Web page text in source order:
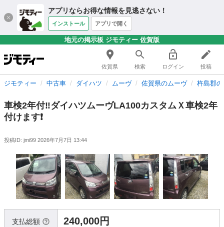
アプリならお得な情報を見逃さない！
インストール アプリで開く
地元の掲示板 ジモティー 佐賀版
佐賀県 検索 ログイン 投稿
ジモティー 中古車 ダイハツ ムーヴ 佐賀県のムーヴ 杵島郡
車検2年付‼️ダイハツムーヴLA100カスタムＸ車検2年
付けます❗
投稿ID: jmi99 2026年7月7日 13:44
支払総額 240,000円